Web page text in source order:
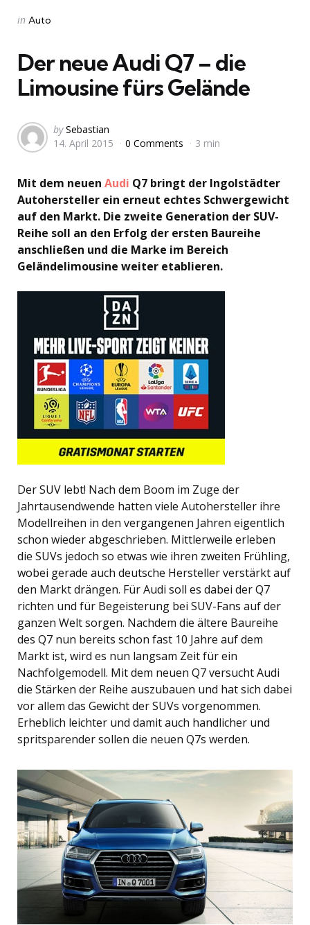
Categories
Posted
in Auto
Der neue Audi Q7 – die
Limousine fürs Gelände
Posted
by
by Sebastian
14. April 2015
0 Comments 3 min
Mit dem neuen Audi Q7 bringt der Ingolstädter
Autohersteller ein erneut echtes Schwergewicht
auf den Markt. Die zweite Generation der SUV-
Reihe soll an den Erfolg der ersten Baureihe
anschließen und die Marke im Bereich
Geländelimousine weiter etablieren.
Der SUV lebt! Nach dem Boom im Zuge der
Jahrtausendwende hatten viele Autohersteller ihre
Modellreihen in den vergangenen Jahren eigentlich
schon wieder abgeschrieben. Mittlerweile erleben
die SUVs jedoch so etwas wie ihren zweiten Frühling,
wobei gerade auch deutsche Hersteller verstärkt auf
den Markt drängen. Für Audi soll es dabei der Q7
richten und für Begeisterung bei SUV-Fans auf der
ganzen Welt sorgen. Nachdem die ältere Baureihe
des Q7 nun bereits schon fast 10 Jahre auf dem
Markt ist, wird es nun langsam Zeit für ein
Nachfolgemodell. Mit dem neuen Q7 versucht Audi
die Stärken der Reihe auszubauen und hat sich dabei
vor allem das Gewicht der SUVs vorgenommen.
Erheblich leichter und damit auch handlicher und
spritsparender sollen die neuen Q7s werden.